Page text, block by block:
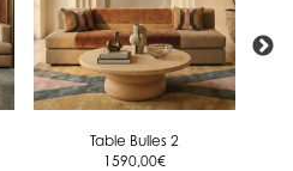
Table Bulles 2
1590,00€